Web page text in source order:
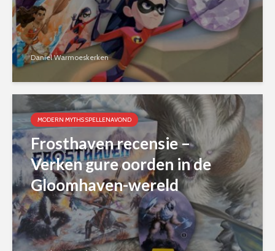
Daniel Warmoeskerken
MODERN MYTHS SPELLENAVOND
Frosthaven recensie –
Verken gure oorden in de
Gloomhaven-wereld